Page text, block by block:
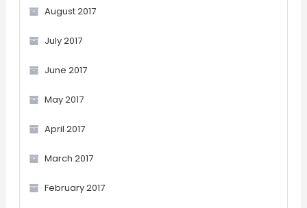
August 2017
July 2017
June 2017
May 2017
April 2017
March 2017
February 2017